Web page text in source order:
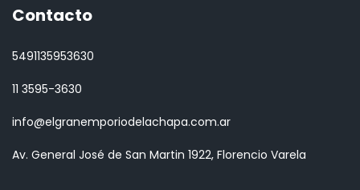
Contacto
5491135953630
11 3595-3630
info@elgranemporiodelachapa.com.ar
Av. General José de San Martin 1922, Florencio Varela